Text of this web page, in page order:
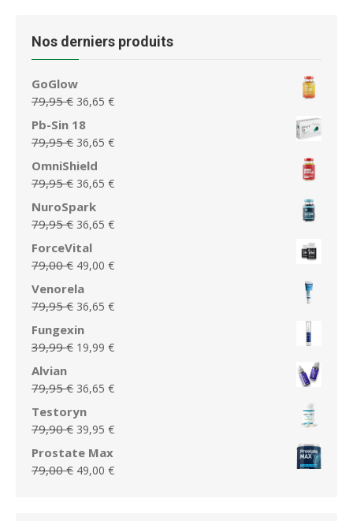
Nos derniers produits
GoGlow
79,95€ Le
prix
initial
était :
79,95 €.
36,65 €Le
actuel
Pb-Sin 18
79,95€ Le
prix
initial
était :
79,95 €.
36,65 €Le
actuel
OmniShield
79,95€ Le
prix
initial
était :
79,95 €.
36,65 €Le
actuel
NuroSpark
79,95€ Le
prix
initial
était :
79,95 €.
36,65 €Le
actuel
ForceVital
79,00€ Le
prix
initial
était :
79,00 €.
49,00 €Le
actuel
Venorela
79,95€ Le
prix
initial
était :
36,65 €Le
actuel
Fungexin
39,99€ Le
initial
était :
39,99 €.
19,99 €Le
actuel
Alvian
79,95€ Le
initial
était :
79,95 €.
36,65 €Le
actuel
Testoryn
79,90€ Le
prix
initial
était :
39,95 €Le
actuel
Prostate Max
79,00€ Le
49,00 €Le